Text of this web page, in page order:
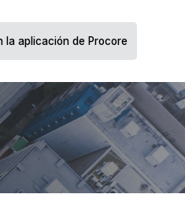
la aplicación de Procore